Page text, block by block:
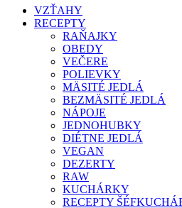
VZŤAHY
RECEPTY
RAŇAJKY
OBEDY
VEČERE
POLIEVKY
MÄSITÉ JEDLÁ
BEZMÄSITÉ JEDLÁ
NÁPOJE
JEDNOHUBKY
DIÉTNE JEDLÁ
VEGAN
DEZERTY
RAW
KUCHÁRKY
RECEPTY